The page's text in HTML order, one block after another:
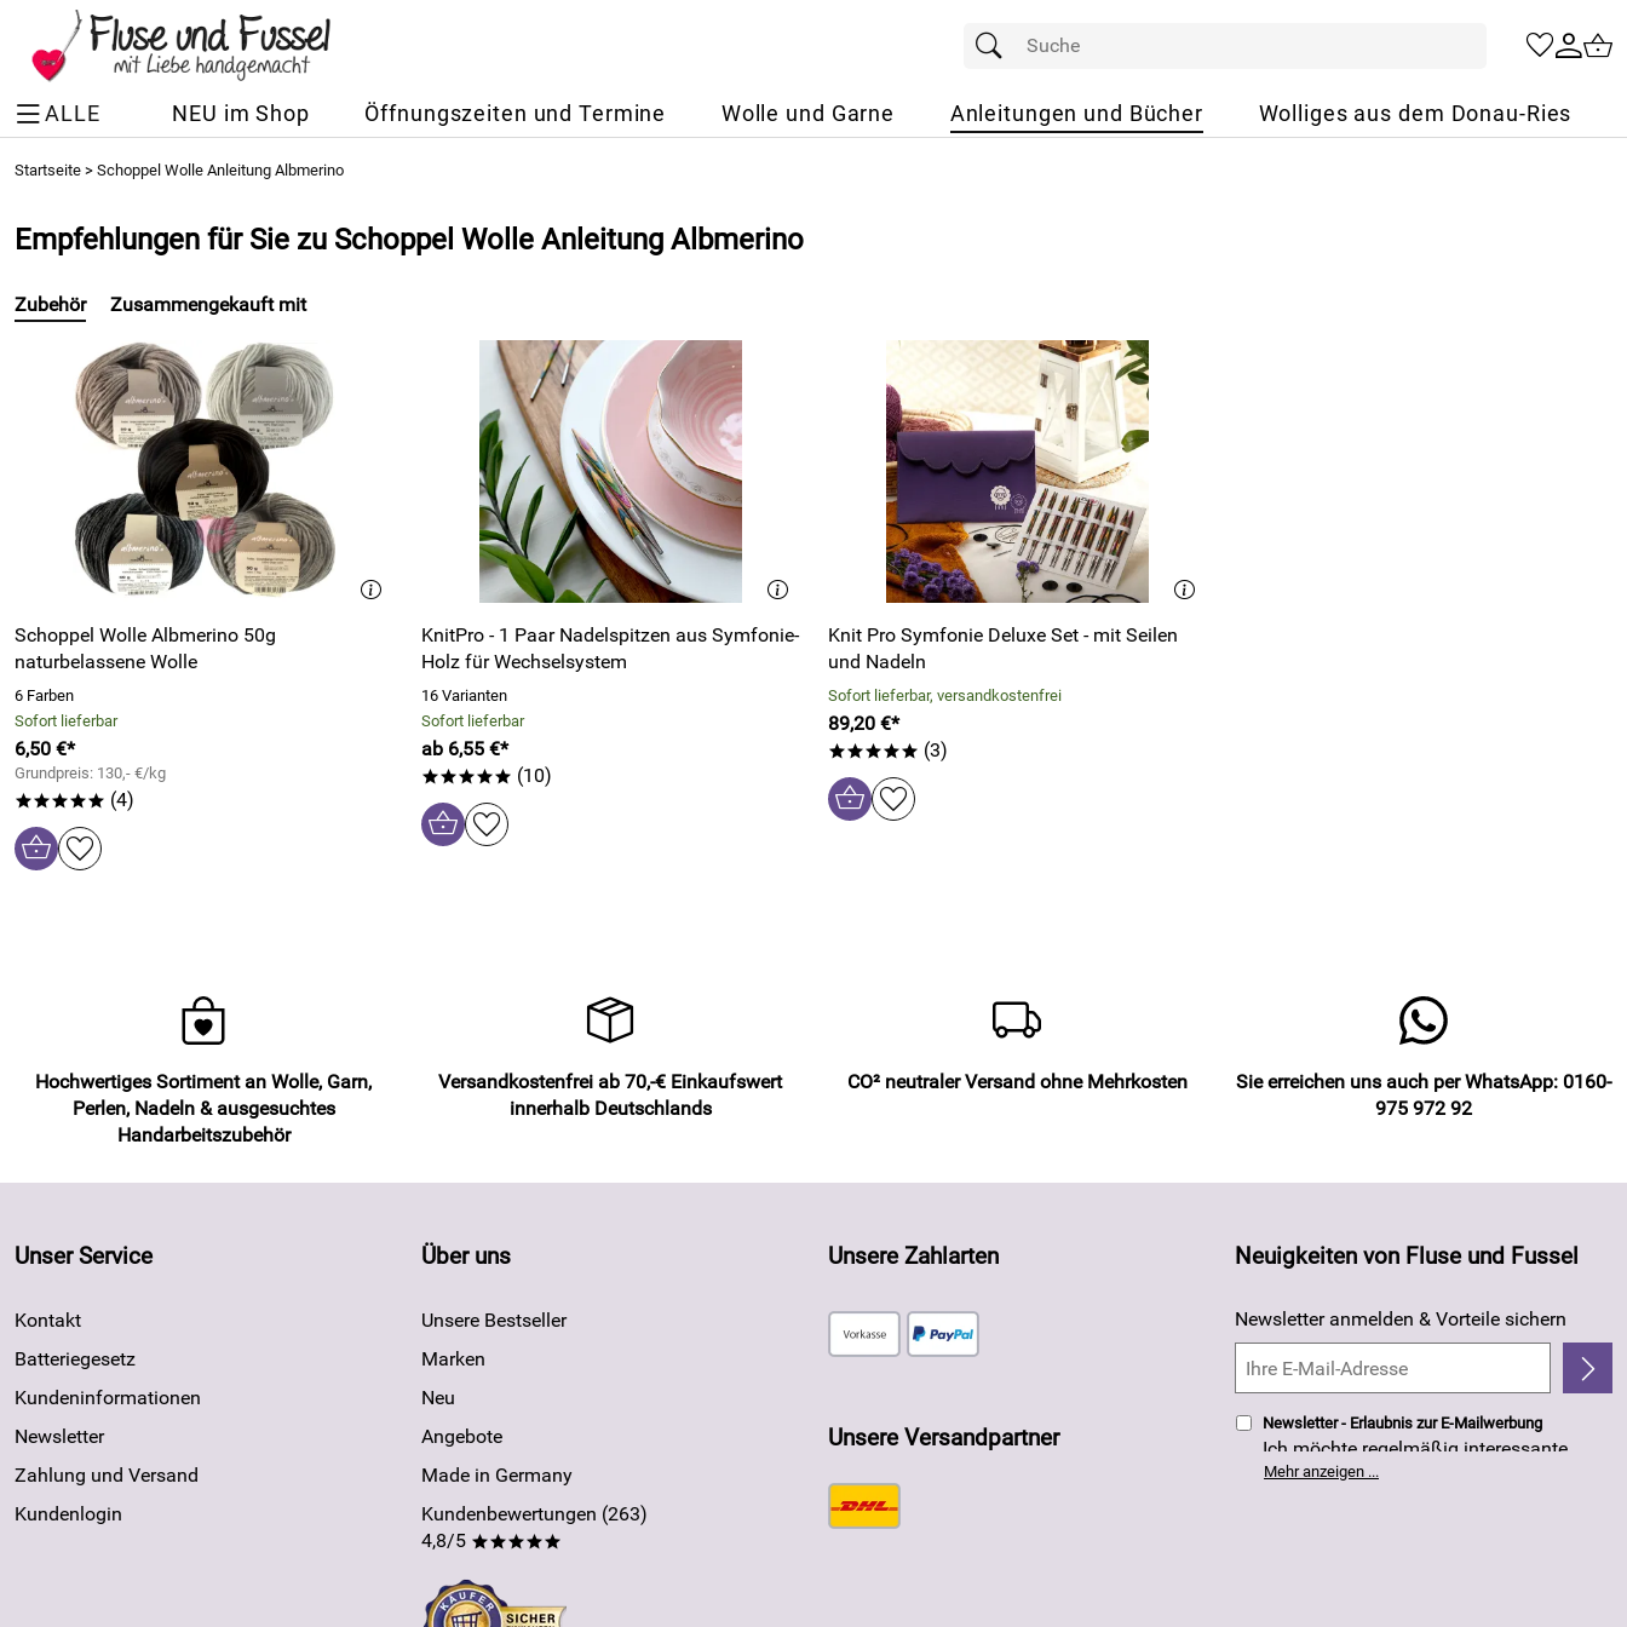
ALLE NEU im Shop Öffnungszeiten und Termine Wolle und Garne Anleitungen und Bücher Wolliges aus dem Donau-Ries
Startseite > Schoppel Wolle Anleitung Albmerino
Empfehlungen für Sie zu Schoppel Wolle Anleitung Albmerino
Zubehör
Schoppel Wolle Albmerino 50g
naturbelassene Wolle
6 Farben
Sofort lieferbar
6,50 €*
Grundpreis: 130,- €/kg
***** (4)
KnitPro - 1 Paar Nadelspitzen aus Symfonie-
Holz für Wechselsystem
16 Varianten
Sofort lieferbar
ab 6,55 €*
***** (10)
Knit Pro Symfonie Deluxe Set - mit Seilen
und Nadeln
Sofort lieferbar, versandkostenfrei
89,20 €*
***** (3)
Zusammengekauft mit
Hochwertiges Sortiment an Wolle, Garn,
Perlen, Nadeln & ausgesuchtes
Handarbeitszubehör
Versandkostenfrei ab 70,-€ Einkaufswert
innerhalb Deutschlands
CO² neutraler Versand ohne Mehrkosten
Sie erreichen uns auch per WhatsApp: 0160-
975 972 92
Unser Service
Kontakt
Batteriegesetz
Kundeninformationen
Newsletter
Zahlung und Versand
Kundenlogin
Über uns
Unsere Bestseller
Marken
Neu
Angebote
Made in Germany
Kundenbewertungen (263)
4,8/5 *****
Unsere Zahlarten
Unsere Versandpartner
Neuigkeiten von Fluse und Fussel
Newsletter anmelden & Vorteile sichern
Newsletter - Erlaubnis zur E-Mailwerbung
Ich möchte regelmäßig interessante
Angebote per E-Mail erhalten. Meine E-
Mail-Adresse wird nicht an andere
Mehr anzeigen ...